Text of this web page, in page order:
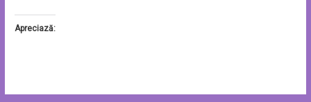
Apreciază: